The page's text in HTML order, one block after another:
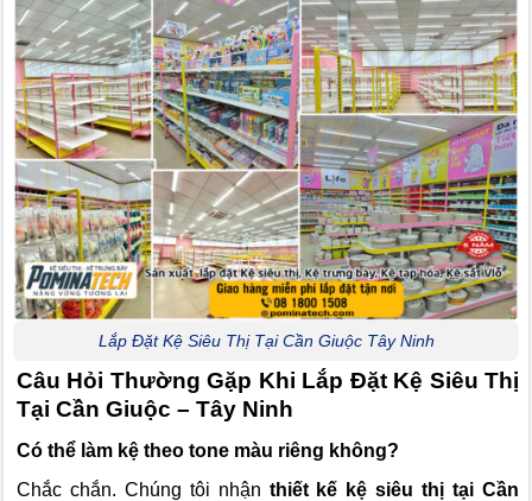
Lắp Đặt Kệ Siêu Thị Tại Cần Giuộc Tây Ninh
Câu Hỏi Thường Gặp Khi Lắp Đặt Kệ Siêu Thị
Tại Cần Giuộc – Tây Ninh
Có thể làm kệ theo tone màu riêng không?
Chắc chắn. Chúng tôi nhận thiết kế kệ siêu thị tại Cần